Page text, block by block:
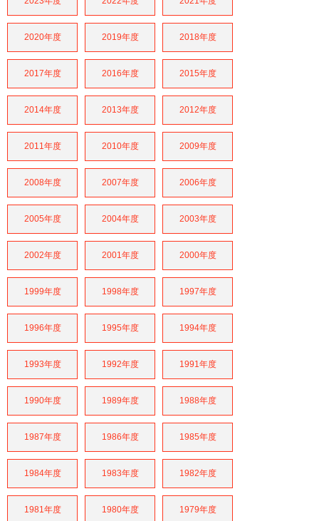
2020年度 2019年度 2018年度
2017年度 2016年度 2015年度
2014年度 2013年度 2012年度
2011年度 2010年度 2009年度
2008年度 2007年度 2006年度
2005年度 2004年度 2003年度
2002年度 2001年度 2000年度
1999年度 1998年度 1997年度
1996年度 1995年度 1994年度
1993年度 1992年度 1991年度
1990年度 1989年度 1988年度
1987年度 1986年度 1985年度
1984年度 1983年度 1982年度
1981年度 1980年度 1979年度